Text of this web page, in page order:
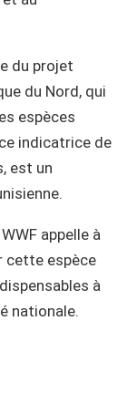
du projet
du Nord, qui
espèces
indicatrice de
est un
appelle à
cette espèce
à
nationale.